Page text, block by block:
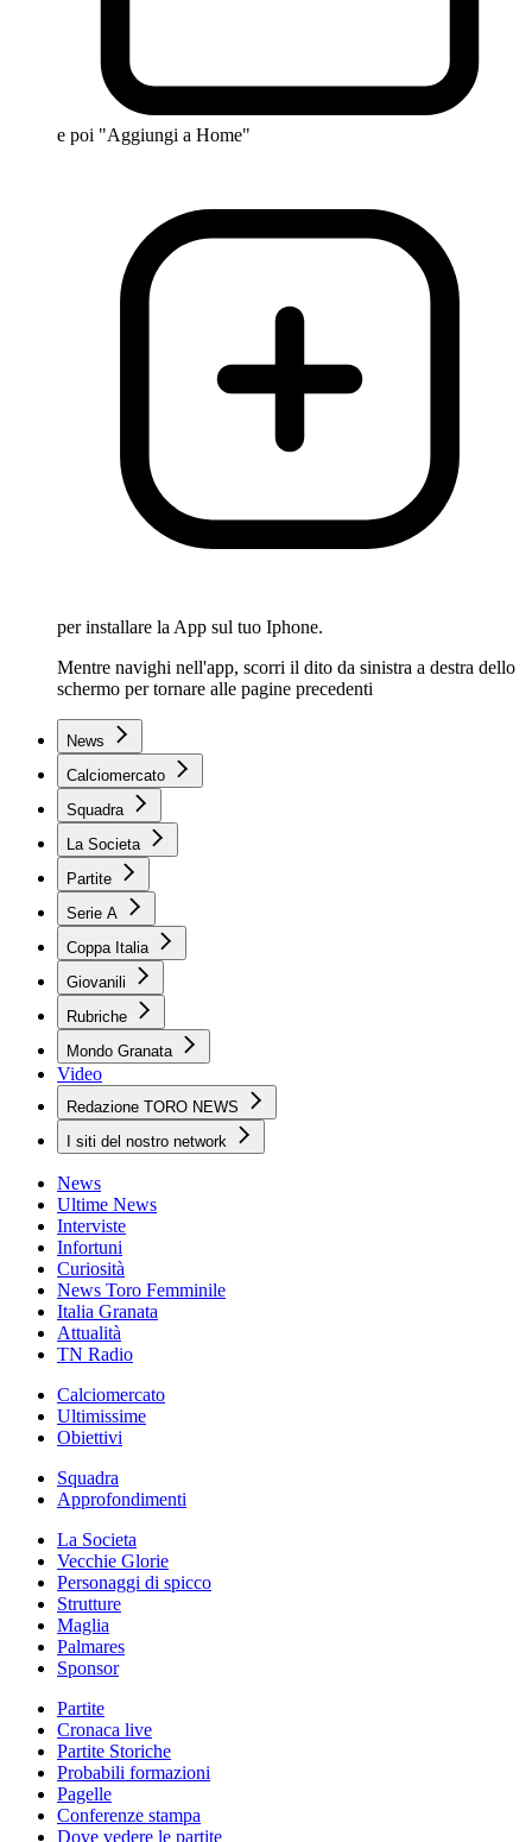
e poi "Aggiungi a Home"
per installare la App sul tuo Iphone.
Mentre navighi nell'app, scorri il dito da sinistra a destra dello
schermo per tornare alle pagine precedenti
News
Calciomercato
Squadra
La Societa
Partite
Serie A
Coppa Italia
Giovanili
Rubriche
Mondo Granata
Video
Redazione TORO NEWS
I siti del nostro network
News
Ultime News
Interviste
Infortuni
Curiosità
News Toro Femminile
Italia Granata
Attualità
TN Radio
Calciomercato
Ultimissime
Obiettivi
Squadra
Approfondimenti
La Societa
Vecchie Glorie
Personaggi di spicco
Strutture
Maglia
Palmares
Sponsor
Partite
Cronaca live
Partite Storiche
Probabili formazioni
Pagelle
Conferenze stampa
Dove vedere le partite